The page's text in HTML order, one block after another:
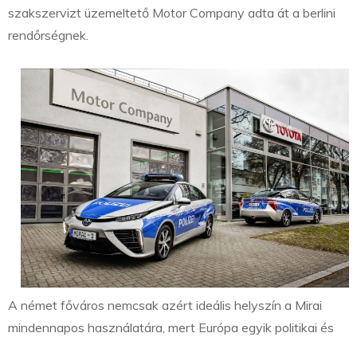
szakszervizt üzemeltető Motor Company adta át a berlini
rendőrségnek.
A német főváros nemcsak azért ideális helyszín a Mirai
mindennapos használatára, mert Európa egyik politikai és